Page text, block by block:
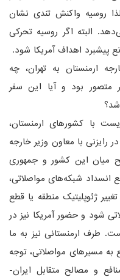
روسیه واکنش تندی نشان
البته اگر روسیه تحرکی
پیشبرد اهداف آمریکا شود.
ارمنستان به تهران، چه
متصور بود و آیا این سفر
با کشورهای ارمنستان،
رایزنی با معاون وزیر خارجه
میان این کشور و جمهوری
انسداد شبکه‌های مواصلاتی،
ژئوپلیتیک منطقه یا قطع
شود و حضور آمریکا نیز در
طرف ارمنستانی نیز به ما
به مسیرهای مواصلاتی، توجه
و مصالح متقابل ایران-